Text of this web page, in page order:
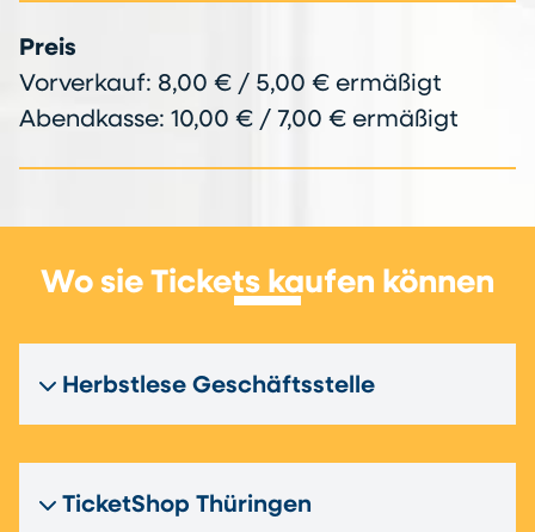
Preis
Vorverkauf: 8,00 € / 5,00 € ermäßigt
Abendkasse: 10,00 € / 7,00 € ermäßigt
Wo sie Tickets kaufen können
Herbstlese Geschäftsstelle
TicketShop Thüringen